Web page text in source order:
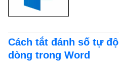
Cách tắt đánh số tự
dòng trong Word